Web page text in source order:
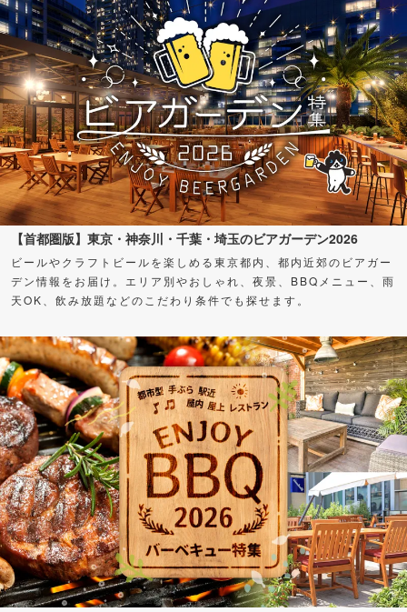
【首都圏版】東京・神奈川・千葉・埼玉のビアガーデン2026
ビールやクラフトビールを楽しめる東京都内、都内近郊のビアガー
デン情報をお届け。エリア別やおしゃれ、夜景、BBQメニュー、雨
天OK、飲み放題などのこだわり条件でも探せます。